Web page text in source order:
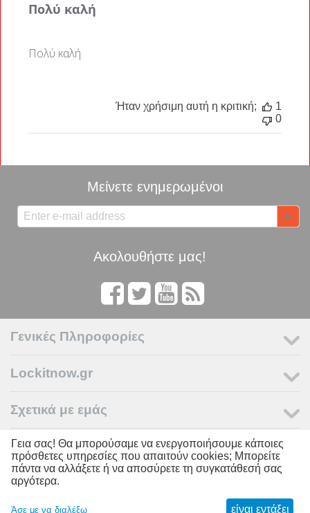
Πολύ καλή
Πολύ καλή
Ήταν χρήσιμη αυτή η κριτική;
1
0
Μείνετε ενημερωμένοι
Ακολουθήστε μας!
Γενικές Πληροφορίες
Lockitnow.gr
Σχετικά με εμάς
Ο Λογαριασμός μου
© 2011 - 2026 LOCKITNOW. Powered by
Γεια σας! Θα μπορούσαμε να ενεργοποιήσουμε κάποιες
πρόσθετες υπηρεσίες που απαιτούν cookies; Μπορείτε
πάντα να αλλάξετε ή να αποσύρετε τη συγκατάθεσή σας
αργότερα.
Άσε με να διαλέξω είναι εντάξει